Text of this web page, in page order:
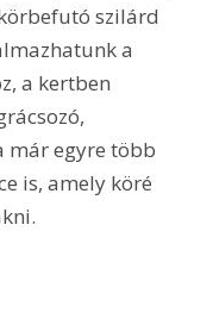
szilárd
a
a kertben
már egyre több
is, amely köré